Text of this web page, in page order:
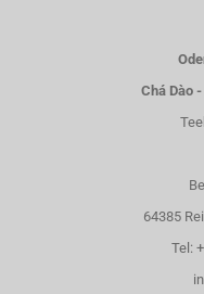
Chá Dào
64385
Tel: